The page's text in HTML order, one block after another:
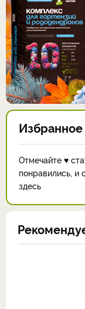
Избранное
Отмечайте ♥
понравились, и
здесь